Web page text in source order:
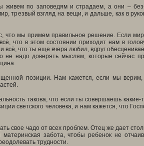
по заповедям и страдаем, а они –
трезвый взгляд на вещи, и дальше, как в
что мы примем правильное решение. Если
что в этом состоянии приходит нам в
что ты еще вчера любил, вдруг
надо доверять мыслям, которые сейчас
позиции. Нам кажется, если мы
такова, что если ты совершаешь
светского человека, и нам кажется, что
свое чадо от всех проблем. Отец же дает
забота, чтобы ребенок не
трудности.